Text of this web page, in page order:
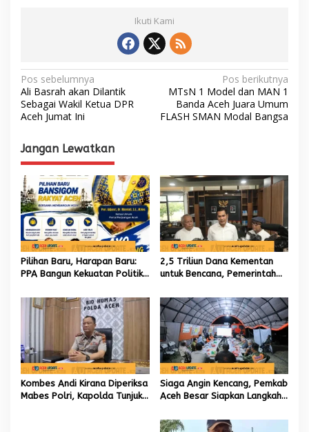
Ikuti Kami
N
a
v
i
g
a
s
i
p
o
s
Pos sebelumnya
Ali Basrah akan Dilantik
Sebagai Wakil Ketua DPR
Aceh Jumat Ini
Pos berikutnya
MTsN 1 Model dan MAN 1
Banda Aceh Juara Umum
FLASH SMAN Modal Bangsa
Jangan Lewatkan
Pilihan Baru, Harapan Baru:
PPA Bangun Kekuatan Politik
2,5 Triliun Dana Kementan
untuk Bencana, Pemerintah
Kombes Andi Kirana Diperiksa
Mabes Polri, Kapolda Tunjuk
Siaga Angin Kencang, Pemkab
Aceh Besar Siapkan Langkah